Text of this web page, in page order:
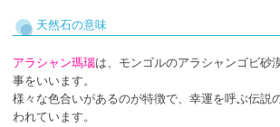
天然石の意味
アラシャン瑪瑙は、モンゴルのアラシャンゴビ砂
事をいいます。
様々な色合いがあるのが特徴で、幸運を呼ぶ伝説
われています。